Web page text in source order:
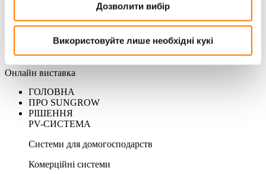
Дозволити вибір
Використовуйте лише необхідні кукі
Онлайн виставка
ГОЛОВНА
ПРО SUNGROW
РІШЕННЯ
PV-СИСТЕМА
Системи для домогосподарств
Комерційні системи